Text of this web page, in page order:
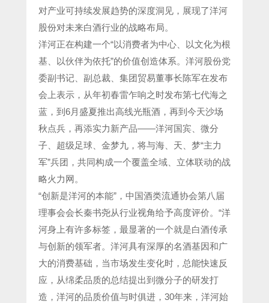
对产业可持续发展趋势的深度洞见，展现了洋河
股份对未来白酒行业的战略布局。
洋河正在构建一个“以消费者为中心、以文化为根
基、以伙伴为依托”的价值创造体系。洋河股份党
委副书记、副总裁、集团贸易董事长陈军在发布
会上表示，从年初春雷乍响之时发布第七代海之
蓝，到6月盛夏推出高线光瓶酒，再到今天沙场
秋点兵，再添实力新产品——洋河国宾、微分
子、超级足球、金梦九，将与海、天、梦“主力
军”兵团，共同构成一个覆盖全域、立体联动的战
略火力网。
“创新是洋河的本能”，中国酒类流通协会第八届
理事会会长秦书尧从行业视角给予高度评价。“洋
河身上有许多标签，最显著的一个就是白酒传承
与创新的领军者。洋河具有深厚的名酒基因和广
大的消费基础，当市场发生变化时，总能快速反
应，从绵柔品质的总结提出到微分子的研发打
造，洋河的品质价值与时俱进，30年来，洋河始